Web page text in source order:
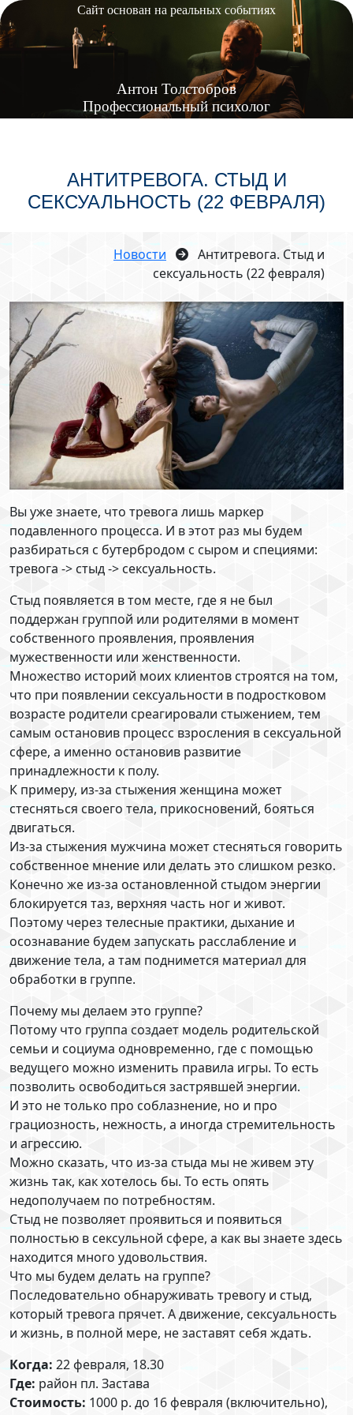
Сайт основан на реальных событиях
Антон Толстобров
Профессиональный психолог
АНТИТРЕВОГА. СТЫД И
СЕКСУАЛЬНОСТЬ (22 ФЕВРАЛЯ)
Новости
Антитревога. Стыд и
сексуальность (22 февраля)
Вы уже знаете, что тревога лишь маркер
подавленного процесса. И в этот раз мы будем
разбираться с бутербродом с сыром и специями:
тревога -> стыд -> сексуальность.
Стыд появляется в том месте, где я не был
поддержан группой или родителями в момент
собственного проявления, проявления
мужественности или женственности.
Множество историй моих клиентов строятся на том,
что при появлении сексуальности в подростковом
возрасте родители среагировали стыжением, тем
самым остановив процесс взросления в сексуальной
сфере, а именно остановив развитие
принадлежности к полу.
К примеру, из-за стыжения женщина может
стесняться своего тела, прикосновений, бояться
двигаться.
Из-за стыжения мужчина может стесняться говорить
собственное мнение или делать это слишком резко.
Конечно же из-за остановленной стыдом энергии
блокируется таз, верхняя часть ног и живот.
Поэтому через телесные практики, дыхание и
осознавание будем запускать расслабление и
движение тела, а там поднимется материал для
обработки в группе.
Почему мы делаем это группе?
Потому что группа создает модель родительской
семьи и социума одновременно, где с помощью
ведущего можно изменить правила игры. То есть
позволить освободиться застрявшей энергии.
И это не только про соблазнение, но и про
грациозность, нежность, а иногда стремительность
и агрессию.
Можно сказать, что из-за стыда мы не живем эту
жизнь так, как хотелось бы. То есть опять
недополучаем по потребностям.
Стыд не позволяет проявиться и появиться
полностью в сексульной сфере, а как вы знаете здесь
находится много удовольствия.
Что мы будем делать на группе?
Последовательно обнаруживать тревогу и стыд,
который тревога прячет. А движение, сексуальность
и жизнь, в полной мере, не заставят себя ждать.
Когда: 22 февраля, 18.30
Где: район пл. Застава
Стоимость: 1000 р. до 16 февраля (включительно),